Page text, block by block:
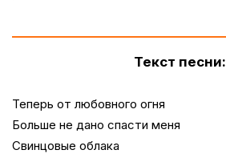
Текст песни:
Теперь от любовного огня
Больше не дано спасти меня
Свинцовые облака